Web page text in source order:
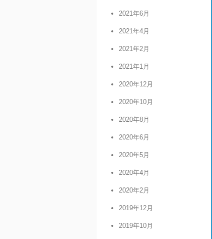
2021年6月
2021年4月
2021年2月
2021年1月
2020年12月
2020年10月
2020年8月
2020年6月
2020年5月
2020年4月
2020年2月
2019年12月
2019年10月